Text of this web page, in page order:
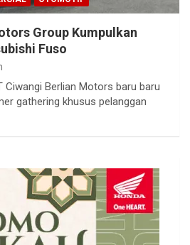
Group Kumpulkan
Fuso
Berlian Motors baru baru
gathering khusus pelanggan